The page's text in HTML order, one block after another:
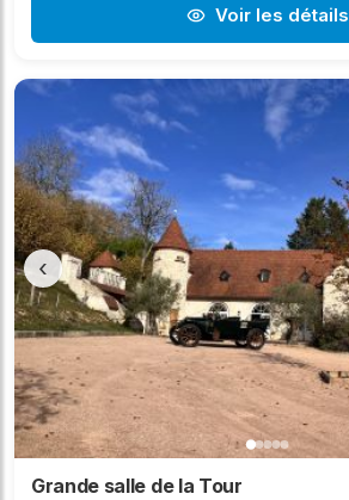
Voir les détails
‹
Grande salle de la Tour